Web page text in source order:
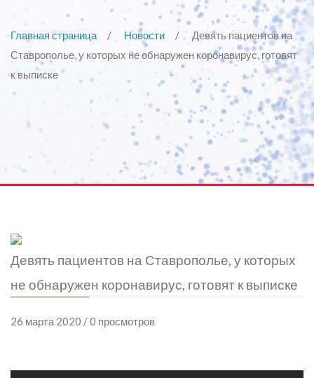
Главная страница Новости
Девять пациентов на
Ставрополье, у которых не обнаружен коронавирус, готовят
к выписке
Девять пациентов на Ставрополье, у которых
не обнаружен коронавирус, готовят к выписке
26 марта 2020 / 0 просмотров